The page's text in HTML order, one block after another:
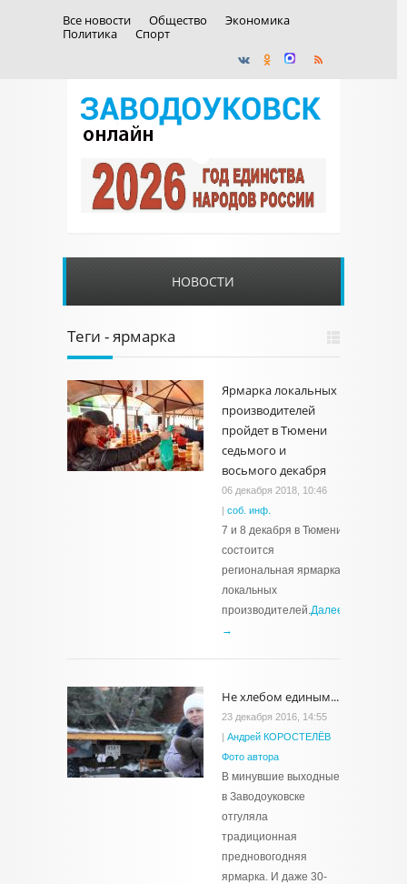
Все новости Общество
Экономика
Политика
Спорт
НОВОСТИ
Теги - ярмарка
Ярмарка локальных
производителей
пройдет в Тюмени
седьмого и
восьмого декабря
06 декабря 2018, 10:46
| соб. инф.
7 и 8 декабря в Тюмени
состоится
региональная ярмарка
локальных
производителей.Далее
→
Не хлебом единым...
23 декабря 2016, 14:55
| Андрей КОРОСТЕЛЁВ
Фото автора
В минувшие выходные
в Заводоуковске
отгуляла
традиционная
предновогодняя
ярмарка. И даже 30-